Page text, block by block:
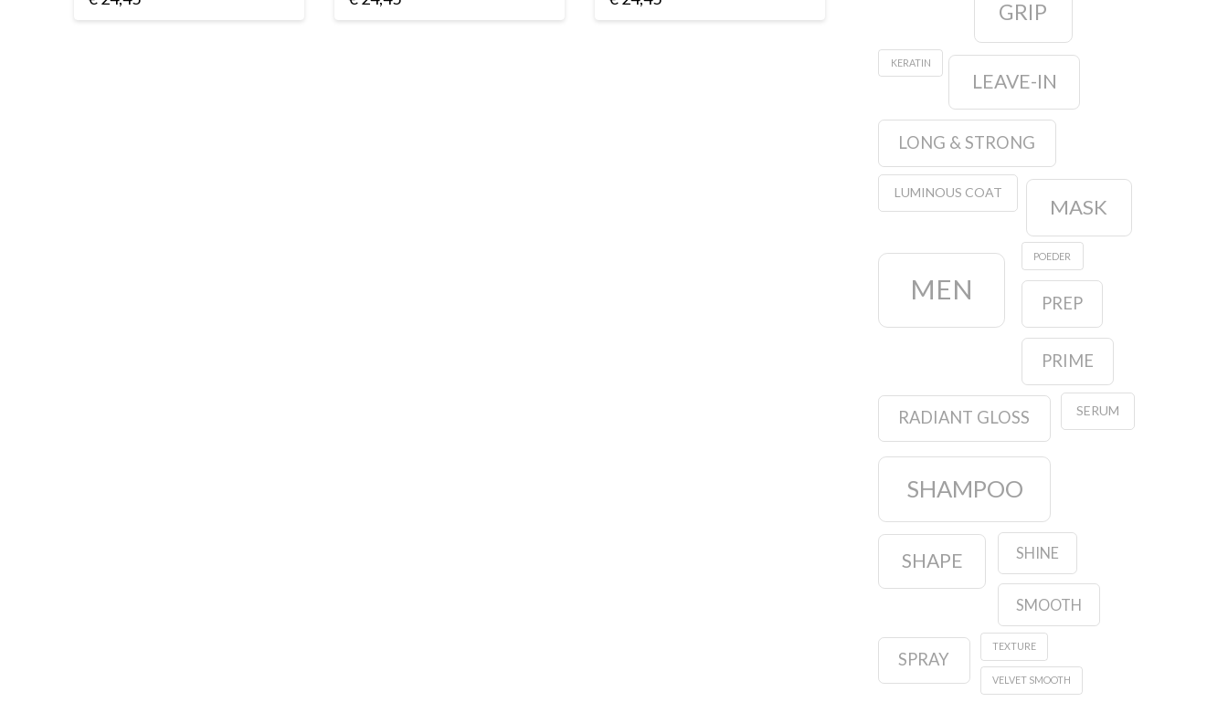
GRIP
KERATIN
LEAVE-IN
LONG & STRONG
LUMINOUS COAT
MASK
MEN
POEDER
PREP
PRIME
RADIANT GLOSS SERUM
SHAMPOO
SHAPE SHINE
SMOOTH
SPRAY
TEXTURE
VELVET SMOOTH